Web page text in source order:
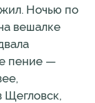
Ночью по
вешалке
пение —
Щегловск,